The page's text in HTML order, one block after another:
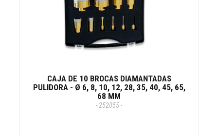
CAJA DE 10 BROCAS DIAMANTADAS
PULIDORA - Ø 6, 8, 10, 12, 28, 35, 40, 45, 65,
68 MM
- 252055 -